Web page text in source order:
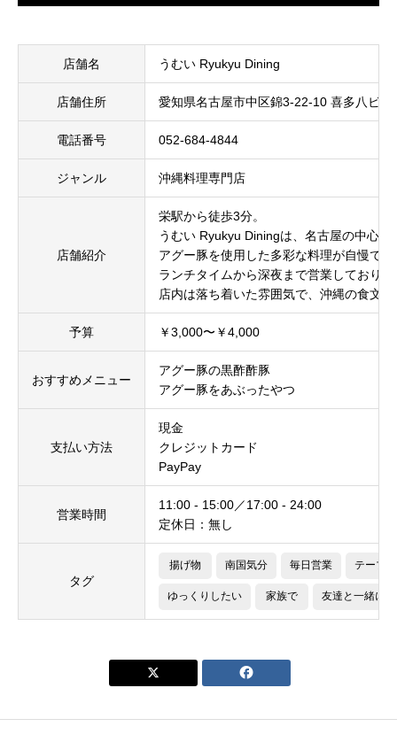
店舗名 うむい Ryukyu Dining
店舗住所 愛知県名古屋市中区錦3-22-10 喜多八ビル
電話番号 052-684-4844
ジャンル 沖縄料理専門店
店舗紹介
栄駅から徒歩3分。
うむい Ryukyu Diningは、名古屋の中心
アグー豚を使用した多彩な料理が自慢で
ランチタイムから深夜まで営業しており
店内は落ち着いた雰囲気で、沖縄の食文
予算 ￥3,000〜￥4,000
おすすめメニュー
アグー豚の黒酢酢豚
アグー豚をあぶったやつ
支払い方法
現金
クレジットカード
PayPay
営業時間
11:00 - 15:00／17:00 - 24:00
定休日：無し
タグ
揚げ物 南国気分 毎日営業 テーブ
ゆっくりしたい 家族で 友達と一緒に
 